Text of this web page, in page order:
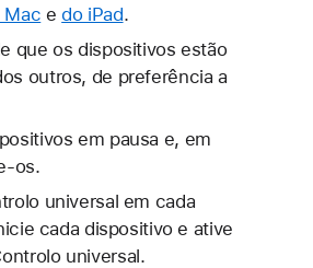
Mac edo iPad.
que os dispositivos estão
outros, de preferência a
em pausa e, em
os.
universal em cada
cada dispositivo e ative
universal.